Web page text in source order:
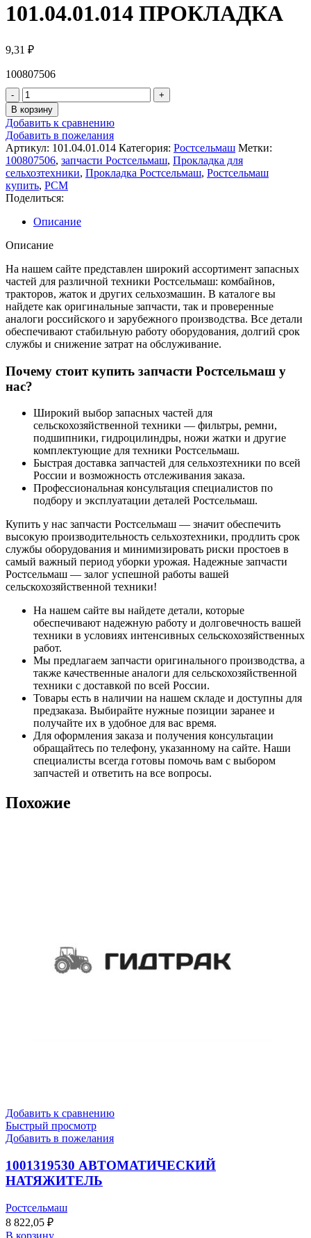
101.04.01.014 ПРОКЛАДКА
9,31 ₽
100807506
В корзину
Добавить к сравнению
Добавить в пожелания
Артикул: 101.04.01.014 Категория: Ростсельмаш Метки:
100807506, запчасти Ростсельмаш, Прокладка для
сельхозтехники, Прокладка Ростсельмаш, Ростсельмаш
купить, РСМ
Поделиться:
Описание
Описание
На нашем сайте представлен широкий ассортимент запасных
частей для различной техники Ростсельмаш: комбайнов,
тракторов, жаток и других сельхозмашин. В каталоге вы
найдете как оригинальные запчасти, так и проверенные
аналоги российского и зарубежного производства. Все детали
обеспечивают стабильную работу оборудования, долгий срок
службы и снижение затрат на обслуживание.
Почему стоит купить запчасти Ростсельмаш у
нас?
Широкий выбор запасных частей для
сельскохозяйственной техники — фильтры, ремни,
подшипники, гидроцилиндры, ножи жатки и другие
комплектующие для техники Ростсельмаш.
Быстрая доставка запчастей для сельхозтехники по всей
России и возможность отслеживания заказа.
Профессиональная консультация специалистов по
подбору и эксплуатации деталей Ростсельмаш.
Купить у нас запчасти Ростсельмаш — значит обеспечить
высокую производительность сельхозтехники, продлить срок
службы оборудования и минимизировать риски простоев в
самый важный период уборки урожая. Надежные запчасти
Ростсельмаш — залог успешной работы вашей
сельскохозяйственной техники!
На нашем сайте вы найдете детали, которые
обеспечивают надежную работу и долговечность вашей
техники в условиях интенсивных сельскохозяйственных
работ.
Мы предлагаем запчасти оригинального производства, а
также качественные аналоги для сельскохозяйственной
техники с доставкой по всей России.
Товары есть в наличии на нашем складе и доступны для
предзаказа. Выбирайте нужные позиции заранее и
получайте их в удобное для вас время.
Для оформления заказа и получения консультации
обращайтесь по телефону, указанному на сайте. Наши
специалисты всегда готовы помочь вам с выбором
запчастей и ответить на все вопросы.
Похожие
Добавить к сравнению
Быстрый просмотр
Добавить в пожелания
1001319530 АВТОМАТИЧЕСКИЙ
НАТЯЖИТЕЛЬ
Ростсельмаш
8 822,05 ₽
В корзину